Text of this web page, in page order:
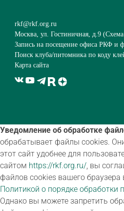
rkf@rkf.org.ru
Москва, ул. Гостиничная, д.9 (
Запись на посещение офиса РКФ и
Поиск клуба/питомника по коду
Карта сайта
Уведомление об обработке
обрабатывает файлы cookies.
этот сайт удобнее для
сайтом https://rkf.org.ru/, вы
файлов cookies вашего браузера
Политикой о порядке обработки
Однако вы можете запретить